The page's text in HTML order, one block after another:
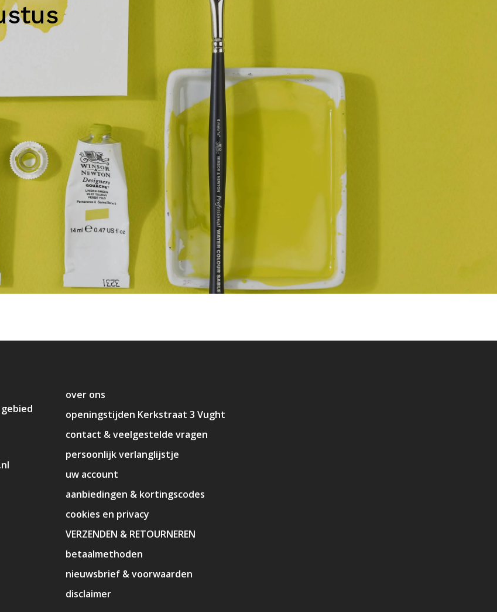
over ons
openingstijden Kerkstraat 3 Vught
contact & veelgestelde vragen
persoonlijk verlanglijstje
uw account
aanbiedingen & kortingscodes
cookies en privacy
VERZENDEN & RETOURNEREN
betaalmethoden
nieuwsbrief & voorwaarden
disclaimer